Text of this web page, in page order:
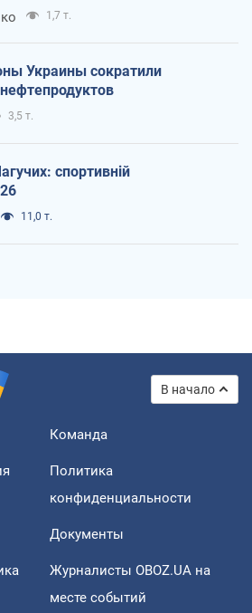
1,7 т.
Украины сократили
3,5 т.
спортивній
11,0 т.
В начало
Команда
Политика
конфиденциальности
Документы
Журналисты OBOZ.UA на
месте событий